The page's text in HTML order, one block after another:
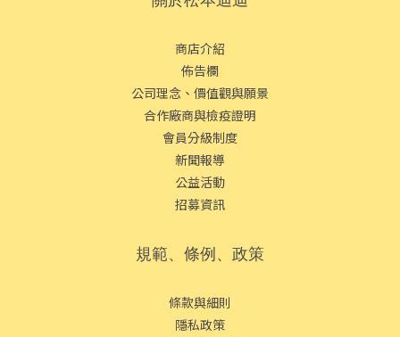
商店介紹
佈告欄
公司理念、價值觀與願景
合作廠商與檢疫證明
會員分級制度
新聞報導
公益活動
招募資訊
規範、條例、政策
條款與細則
隱私政策